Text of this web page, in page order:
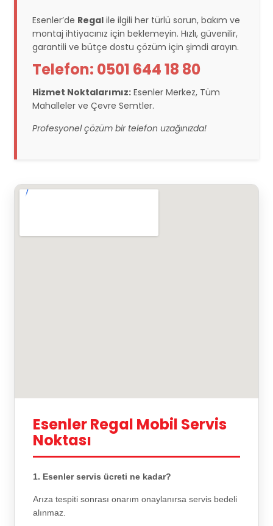
Esenler’de Regal ile ilgili her türlü sorun, bakım ve
montaj ihtiyacınız için beklemeyin. Hızlı, güvenilir,
garantili ve bütçe dostu çözüm için şimdi arayın.
Telefon: 0501 644 18 80
Hizmet Noktalarımız: Esenler Merkez, Tüm
Mahalleler ve Çevre Semtler.
Profesyonel çözüm bir telefon uzağınızda!
Esenler Regal Mobil Servis
Noktası
1. Esenler servis ücreti ne kadar?
Arıza tespiti sonrası onarım onaylanırsa servis bedeli
alınmaz.